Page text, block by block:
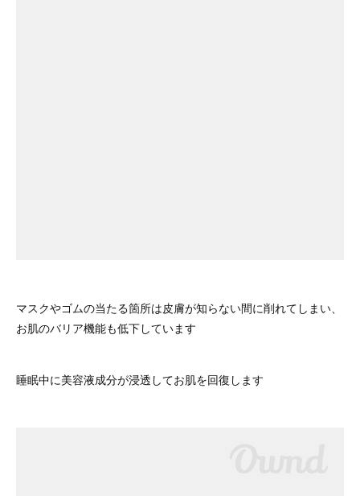
マスクやゴムの当たる箇所は皮膚が知らない間に削れてしまい、
お肌のバリア機能も低下しています
睡眠中に美容液成分が浸透してお肌を回復します